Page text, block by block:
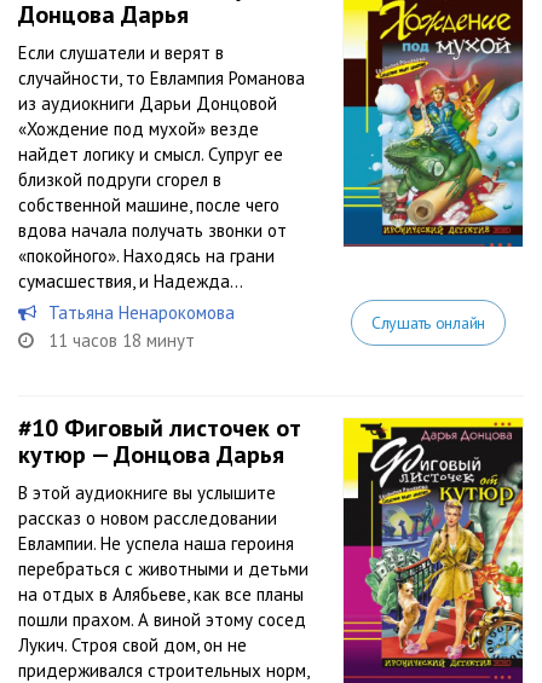
Донцова Дарья
Если слушатели и верят в
случайности, то Евлампия Романова
из аудиокниги Дарьи Донцовой
«Хождение под мухой» везде
найдет логику и смысл. Супруг ее
близкой подруги сгорел в
собственной машине, после чего
вдова начала получать звонки от
«покойного». Находясь на грани
сумасшествия, и Надежда...
Татьяна Ненарокомова
11 часов 18 минут
Слушать онлайн
#10 Фиговый листочек от
кутюр — Донцова Дарья
В этой аудиокниге вы услышите
рассказ о новом расследовании
Евлампии. Не успела наша героиня
перебраться с животными и детьми
на отдых в Алябьеве, как все планы
пошли прахом. А виной этому сосед
Лукич. Строя свой дом, он не
придерживался строительных норм,